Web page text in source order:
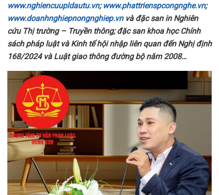
www.nghiencuupldautu.vn;www.phattrienspcongnghe.vn;
www.doanhnghiepnongnghiep.vnvà đặc san in Nghiên
cứu Thị trường – Truyền thông; đặc san khoa học Chính
sách pháp luật và Kinh tế hội nhập liên quan đến Nghị định
168/2024 và Luật giao thông đường bộ năm 2008…